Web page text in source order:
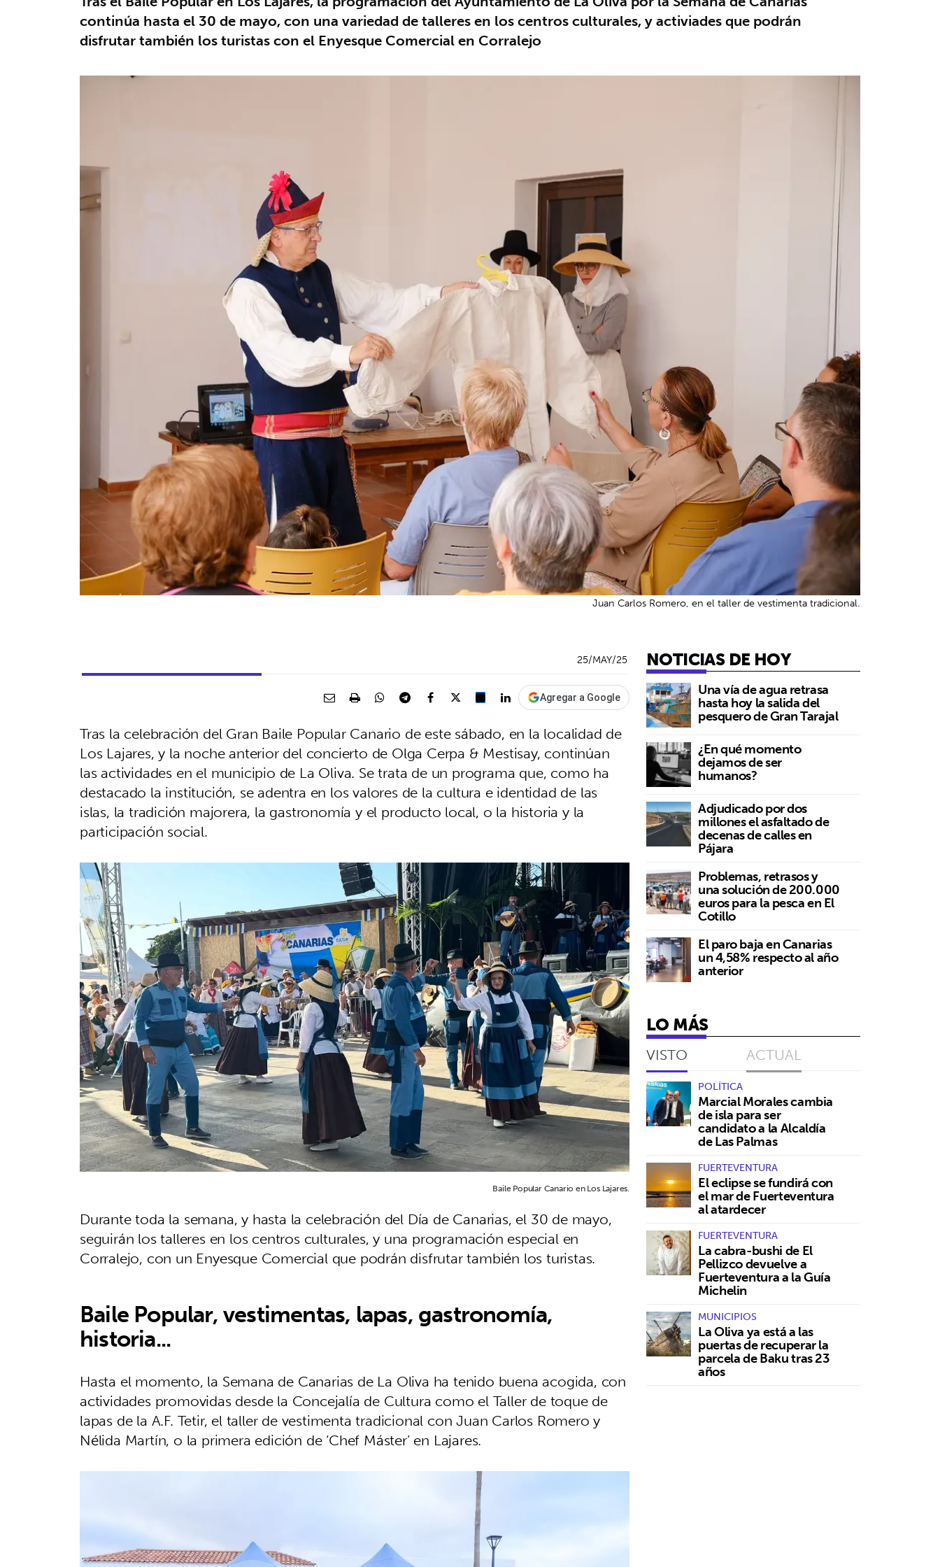
continúa hasta el 30 de mayo, con una variedad de talleres en los centros culturales, y activiades que podrán
disfrutar también los turistas con el Enyesque Comercial en Corralejo
Juan Carlos Romero, en el taller de vestimenta tradicional.
25/MAY/25
Agregar a Google
Tras la celebración del Gran Baile Popular Canario de este sábado, en la localidad de
Los Lajares, y la noche anterior del concierto de Olga Cerpa & Mestisay, continúan
las actividades en el municipio de La Oliva. Se trata de un programa que, como ha
destacado la institución, se adentra en los valores de la cultura e identidad de las
islas, la tradición majorera, la gastronomía y el producto local, o la historia y la
participación social.
Baile Popular Canario en Los Lajares.
Durante toda la semana, y hasta la celebración del Día de Canarias, el 30 de mayo,
seguirán los talleres en los centros culturales, y una programación especial en
Corralejo, con un Enyesque Comercial que podrán disfrutar también los turistas.
Baile Popular, vestimentas, lapas, gastronomía,
historia...
Hasta el momento, la Semana de Canarias de La Oliva ha tenido buena acogida, con
actividades promovidas desde la Concejalía de Cultura como el Taller de toque de
lapas de la A.F. Tetir, el taller de vestimenta tradicional con Juan Carlos Romero y
Nélida Martín, o la primera edición de ‘Chef Máster’ en Lajares.
NOTICIAS DE HOY
Una vía de agua retrasa
hasta hoy la salida del
pesquero de Gran Tarajal
¿En qué momento
dejamos de ser
humanos?
Adjudicado por dos
millones el asfaltado de
decenas de calles en
Pájara
Problemas, retrasos y
una solución de 200.000
euros para la pesca en El
Cotillo
El paro baja en Canarias
un 4,58% respecto al año
anterior
LO MÁS
VISTO ACTUAL
POLÍTICA
Marcial Morales cambia
de isla para ser
candidato a la Alcaldía
de Las Palmas
FUERTEVENTURA
El eclipse se fundirá con
el mar de Fuerteventura
al atardecer
FUERTEVENTURA
La cabra-bushi de El
Pellizco devuelve a
Fuerteventura a la Guía
Michelin
MUNICIPIOS
La Oliva ya está a las
puertas de recuperar la
parcela de Baku tras 23
años